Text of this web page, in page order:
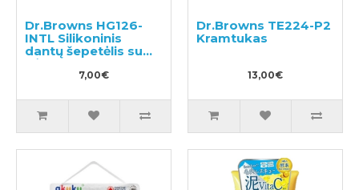
Dr.Browns HG126-
INTL Silikoninis
dantų šepetėlis su
dėklu
7,00€
Dr.Browns TE224-P2
Kramtukas
13,00€